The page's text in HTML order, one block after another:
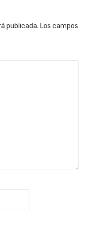
publicada. Los campos